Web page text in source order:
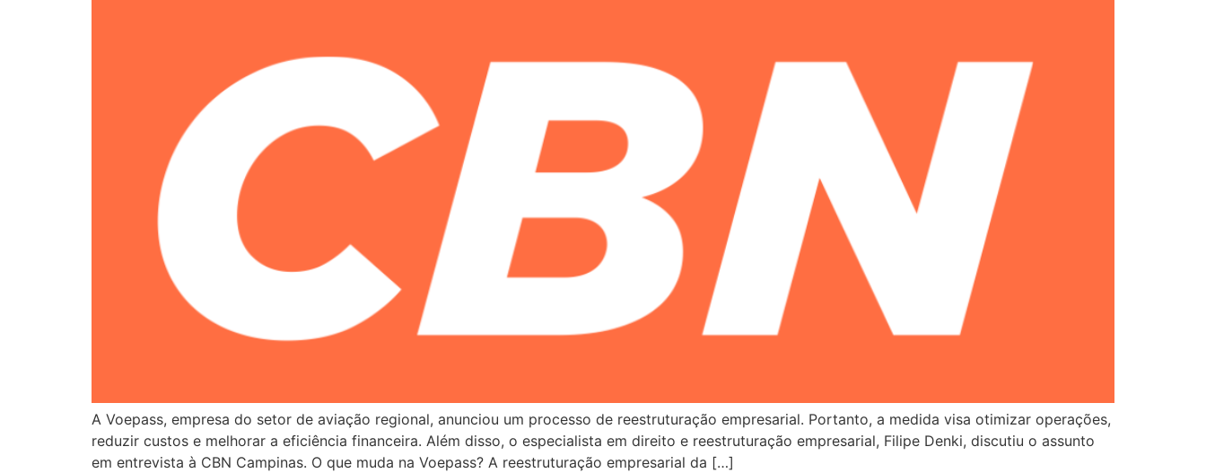
A Voepass, empresa do setor de aviação regional, anunciou um processo de reestruturação empresarial. Portanto, a medida visa otimizar operações,
reduzir custos e melhorar a eficiência financeira. Além disso, o especialista em direito e reestruturação empresarial, Filipe Denki, discutiu o assunto
em entrevista à CBN Campinas. O que muda na Voepass? A reestruturação empresarial da […]